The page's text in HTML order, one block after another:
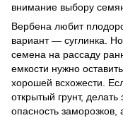
внимание выбору
Вербена любит
вариант — суглинка.
семена на рассаду
емкости нужно
хорошей всхожести.
открытый грунт,
опасность